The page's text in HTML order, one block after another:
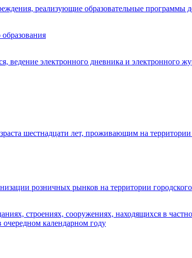
реализующие образовательные программы
ведение электронного дневника и электронного
шестнадцати лет, проживающим на
розничных рынков на территории
строениях, сооружениях, находящихся в
очередном календарном году